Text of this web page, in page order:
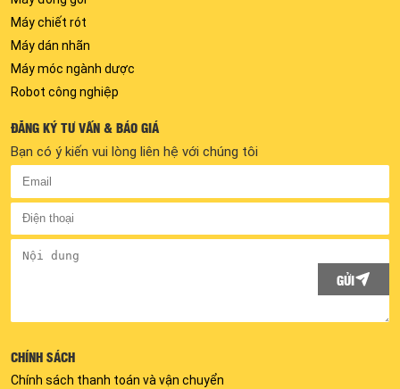
Máy chiết rót
Máy dán nhãn
Máy móc ngành dược
Robot công nghiệp
ĐĂNG KÝ TƯ VẤN & BÁO GIÁ
Bạn có ý kiến vui lòng liên hệ với chúng tôi
GỬI
CHÍNH SÁCH
Chính sách thanh toán và vận chuyển